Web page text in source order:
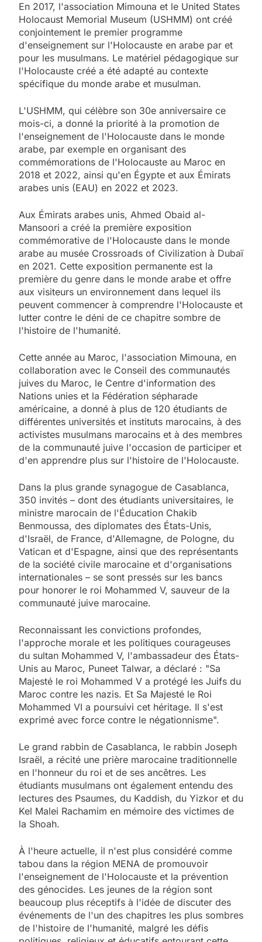
En 2017, l'association Mimouna et le United States
Holocaust Memorial Museum (USHMM) ont créé
conjointement le premier programme
d'enseignement sur l'Holocauste en arabe par et
pour les musulmans. Le matériel pédagogique sur
l'Holocauste créé a été adapté au contexte
spécifique du monde arabe et musulman.
L'USHMM, qui célèbre son 30e anniversaire ce
mois-ci, a donné la priorité à la promotion de
l'enseignement de l'Holocauste dans le monde
arabe, par exemple en organisant des
commémorations de l'Holocauste au Maroc en
2018 et 2022, ainsi qu'en Égypte et aux Émirats
arabes unis (EAU) en 2022 et 2023.
Aux Émirats arabes unis, Ahmed Obaid al-
Mansoori a créé la première exposition
commémorative de l'Holocauste dans le monde
arabe au musée Crossroads of Civilization à Dubaï
en 2021. Cette exposition permanente est la
première du genre dans le monde arabe et offre
aux visiteurs un environnement dans lequel ils
peuvent commencer à comprendre l'Holocauste et
lutter contre le déni de ce chapitre sombre de
l'histoire de l'humanité.
Cette année au Maroc, l'association Mimouna, en
collaboration avec le Conseil des communautés
juives du Maroc, le Centre d'information des
Nations unies et la Fédération sépharade
américaine, a donné à plus de 120 étudiants de
différentes universités et instituts marocains, à des
activistes musulmans marocains et à des membres
de la communauté juive l'occasion de participer et
d'en apprendre plus sur l'histoire de l'Holocauste.
Dans la plus grande synagogue de Casablanca,
350 invités – dont des étudiants universitaires, le
ministre marocain de l'Éducation Chakib
Benmoussa, des diplomates des États-Unis,
d'Israël, de France, d'Allemagne, de Pologne, du
Vatican et d'Espagne, ainsi que des représentants
de la société civile marocaine et d'organisations
internationales – se sont pressés sur les bancs
pour honorer le roi Mohammed V, sauveur de la
communauté juive marocaine.
Reconnaissant les convictions profondes,
l'approche morale et les politiques courageuses
du sultan Mohammed V, l'ambassadeur des États-
Unis au Maroc, Puneet Talwar, a déclaré : "Sa
Majesté le roi Mohammed V a protégé les Juifs du
Maroc contre les nazis. Et Sa Majesté le Roi
Mohammed VI a poursuivi cet héritage. Il s'est
exprimé avec force contre le négationnisme".
Le grand rabbin de Casablanca, le rabbin Joseph
Israël, a récité une prière marocaine traditionnelle
en l'honneur du roi et de ses ancêtres. Les
étudiants musulmans ont également entendu des
lectures des Psaumes, du Kaddish, du Yizkor et du
Kel Malei Rachamim en mémoire des victimes de
la Shoah.
À l'heure actuelle, il n'est plus considéré comme
tabou dans la région MENA de promouvoir
l'enseignement de l'Holocauste et la prévention
des génocides. Les jeunes de la région sont
beaucoup plus réceptifs à l'idée de discuter des
événements de l'un des chapitres les plus sombres
de l'histoire de l'humanité, malgré les défis